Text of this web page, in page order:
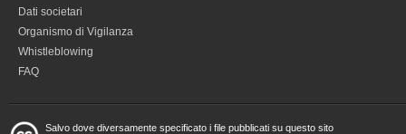
Dati societari
Organismo di Vigilanza
Whistleblowing
FAQ
Salvo dove diversamente specificato i file pubblicati su questo sito